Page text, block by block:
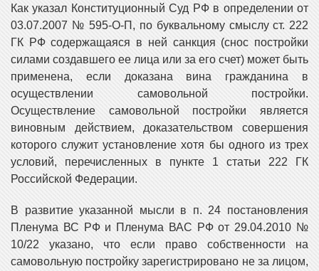
Как указал Конституционный Суд РФ в определении от
03.07.2007 № 595‑О‑П, по буквальному смыслу ст. 222
ГК РФ содержащаяся в ней санкция (снос постройки
силами создавшего ее лица или за его счет) может быть
применена, если доказана вина гражданина в
осуществлении самовольной постройки.
Осуществление самовольной постройки является
виновным действием, доказательством совершения
которого служит установление хотя бы одного из трех
условий, перечисленных в пункте 1 статьи 222 ГК
Российской Федерации.
В развитие указанной мысли в п. 24 постановления
Пленума ВС РФ и Пленума ВАС РФ от 29.04.2010 №
10/22 указано, что если право собственности на
самовольную постройку зарегистрировано не за лицом,